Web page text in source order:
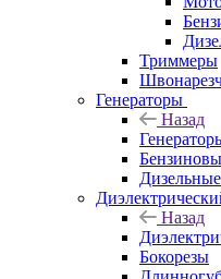
Триммеры
Генераторы
Назад
Назад
Бокорезы